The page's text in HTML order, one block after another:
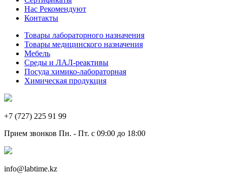
Нас Рекомендуют
Контакты
Товары лабораторного назначения
Товары медицинского назначения
Мебель
Среды и ЛАЛ-реактивы
Посуда химико-лабораторная
Химическая продукция
+7 (727) 225 91 99
Прием звонков Пн. - Пт. с 09:00 до 18:00
info@labtime.kz